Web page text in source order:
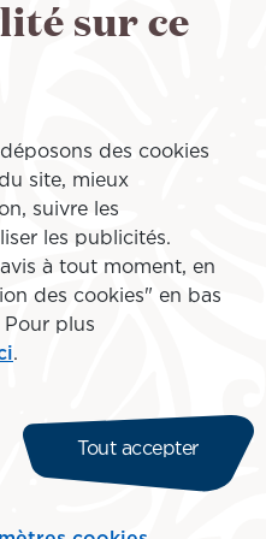
en Polynésie française,
dans celle des grands
Air Tahiti vous offre
ce lien, essentiel,
service public à travers
sur ce
des cookies
site, mieux
suivre les
les publicités.
à tout moment, en
des cookies" en bas
plus
.
Tout accepter